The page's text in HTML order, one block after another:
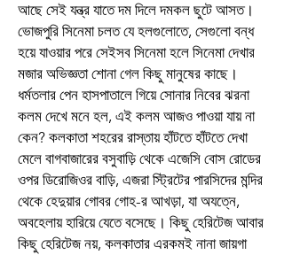
আছে সেই যন্ত্র যাতে দম দিলে দমকল ছুটে আসত।
ভোজপুরি সিনেমা চলত যে হলগুলোতে, সেগুলো বন্ধ
হয়ে যাওয়ার পরে সেইসব সিনেমা হলে সিনেমা দেখার
মজার অভিজ্ঞতা শোনা গেল কিছু মানুষের কাছে।
ধর্মতলার পেন হাসপাতালে গিয়ে সোনার নিবের ঝরনা
কলম দেখে মনে হল, এই কলম আজও পাওয়া যায় না
কেন? কলকাতা শহরের রাস্তায় হাঁটতে হাঁটতে দেখা
মেলে বাগবাজারের বসুবাড়ি থেকে এজেসি বোস রোডের
ওপর ডিরোজিওর বাড়ি, এজরা স্ট্রিটের পারসিদের মন্দির
থেকে হেদুয়ার গোবর গোহ-র আখড়া, যা অযত্নে,
অবহেলায় হারিয়ে যেতে বসেছে। কিছু হেরিটেজ আবার
কিছু হেরিটেজ নয়, কলকাতার এরকমই নানা জায়গা